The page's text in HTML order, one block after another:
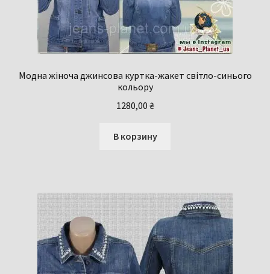
Модна жіноча джинсова куртка-жакет світло-синього
кольору
1280,00 ₴
В корзину